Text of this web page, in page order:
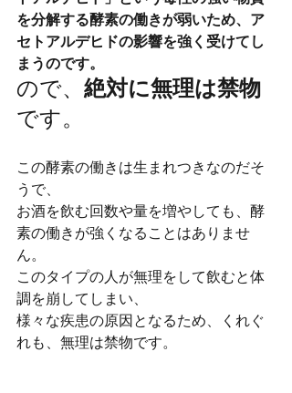
を分解する酵素の働きが弱いため、ア
セトアルデヒドの影響を強く受けてし
まうのです。
ので、絶対に無理は禁物
です。
この酵素の働きは生まれつきなのだそ
うで、
お酒を飲む回数や量を増やしても、酵
素の働きが強くなることはありませ
ん。
このタイプの人が無理をして飲むと体
調を崩してしまい、
様々な疾患の原因となるため、くれぐ
れも、無理は禁物です。